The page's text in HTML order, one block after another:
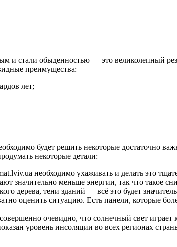
и стали обыденностью — это великолепный
преимущества:
лет;
будет решить некоторые достаточно
некоторые детали:
необходимо ухаживать и делать это
значительно меньше энергии, так что такое
дерева, тени зданий — всё это будет
оценить ситуацию. Есть панели, которые
очевидно, что солнечный свет играет
уровень инсоляции во всех регионах